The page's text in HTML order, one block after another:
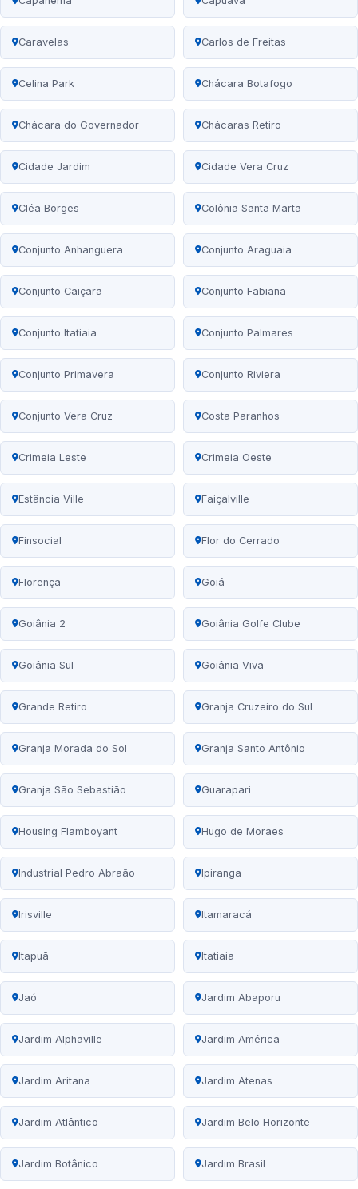
Caravelas Carlos de Freitas
Celina Park Chácara Botafogo
Chácara do Governador Chácaras Retiro
Cidade Jardim Cidade Vera Cruz
Cléa Borges Colônia Santa Marta
Conjunto Anhanguera Conjunto Araguaia
Conjunto Caiçara Conjunto Fabiana
Conjunto Itatiaia Conjunto Palmares
Conjunto Primavera Conjunto Riviera
Conjunto Vera Cruz Costa Paranhos
Crimeia Leste Crimeia Oeste
Estância Ville Faiçalville
Finsocial Flor do Cerrado
Florença Goiá
Goiânia 2 Goiânia Golfe Clube
Goiânia Sul Goiânia Viva
Grande Retiro Granja Cruzeiro do Sul
Granja Morada do Sol Granja Santo Antônio
Granja São Sebastião Guarapari
Housing Flamboyant Hugo de Moraes
Industrial Pedro Abraão Ipiranga
Irisville Itamaracá
Itapuã Itatiaia
Jaó Jardim Abaporu
Jardim Alphaville Jardim América
Jardim Aritana Jardim Atenas
Jardim Atlântico Jardim Belo Horizonte
Jardim Botânico Jardim Brasil